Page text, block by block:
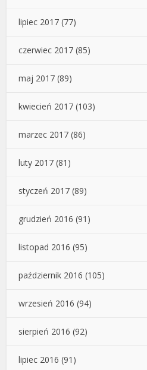
lipiec 2017 (77)
czerwiec 2017 (85)
maj 2017 (89)
kwiecień 2017 (103)
marzec 2017 (86)
luty 2017 (81)
styczeń 2017 (89)
grudzień 2016 (91)
listopad 2016 (95)
październik 2016 (105)
wrzesień 2016 (94)
sierpień 2016 (92)
lipiec 2016 (91)